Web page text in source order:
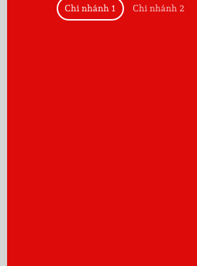
Chi nhánh 1 Chi nhánh 2